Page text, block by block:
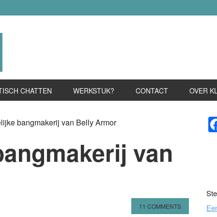
CHATTEN WERKSTUK? CONTACT OVER
bangmakerij van Belly Armor
van
11 COMMENTS